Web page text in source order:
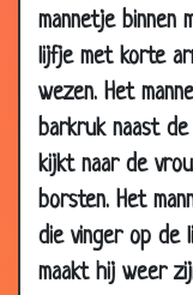
mannetje binnen
lijfje met korte
wezen. Het
barkruk naast
kijkt naar de
borsten. Het
die vinger op de
maakt hij weer
2009
29 Aug
2009
Een
29 Aug
2009
Gebruikte
28 Aug
2009
Dansend
27 Aug
Allemaal